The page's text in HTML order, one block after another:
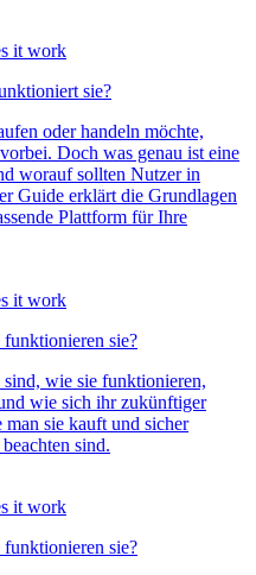
sie?
oder handeln möchte,
Doch was genau ist eine
worauf sollten Nutzer in
Guide erklärt die Grundlagen
Plattform für Ihre
sie?
wie sie funktionieren,
wie sich ihr zukünftiger
sie kauft und sicher
sind.
sie?